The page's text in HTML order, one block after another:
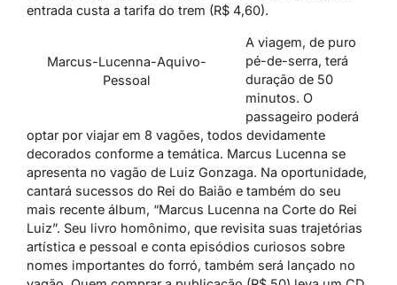
entrada custa a tarifa do trem (R$ 4,60).
Marcus-Lucenna-Aquivo-
Pessoal
A viagem, de puro
pé-de-serra, terá
duração de 50
minutos. O
passageiro poderá
optar por viajar em 8 vagões, todos devidamente
decorados conforme a temática. Marcus Lucenna se
apresenta no vagão de Luiz Gonzaga. Na oportunidade,
cantará sucessos do Rei do Baião e também do seu
mais recente álbum, “Marcus Lucenna na Corte do Rei
Luiz”. Seu livro homônimo, que revisita suas trajetórias
artística e pessoal e conta episódios curiosos sobre
nomes importantes do forró, também será lançado no